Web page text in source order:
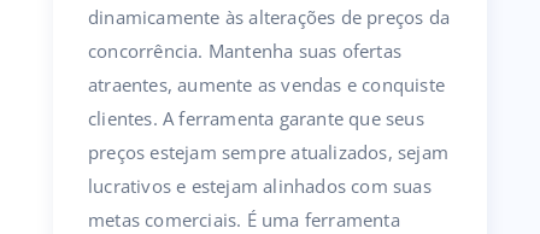
dinamicamente às alterações de preços da
concorrência. Mantenha suas ofertas
atraentes, aumente as vendas e conquiste
clientes. A ferramenta garante que seus
preços estejam sempre atualizados, sejam
lucrativos e estejam alinhados com suas
metas comerciais. É uma ferramenta